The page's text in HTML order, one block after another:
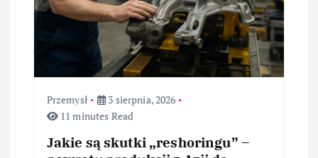
Przemysł
3 sierpnia, 2026
11 minutes Read
Jakie są skutki „reshoringu” –